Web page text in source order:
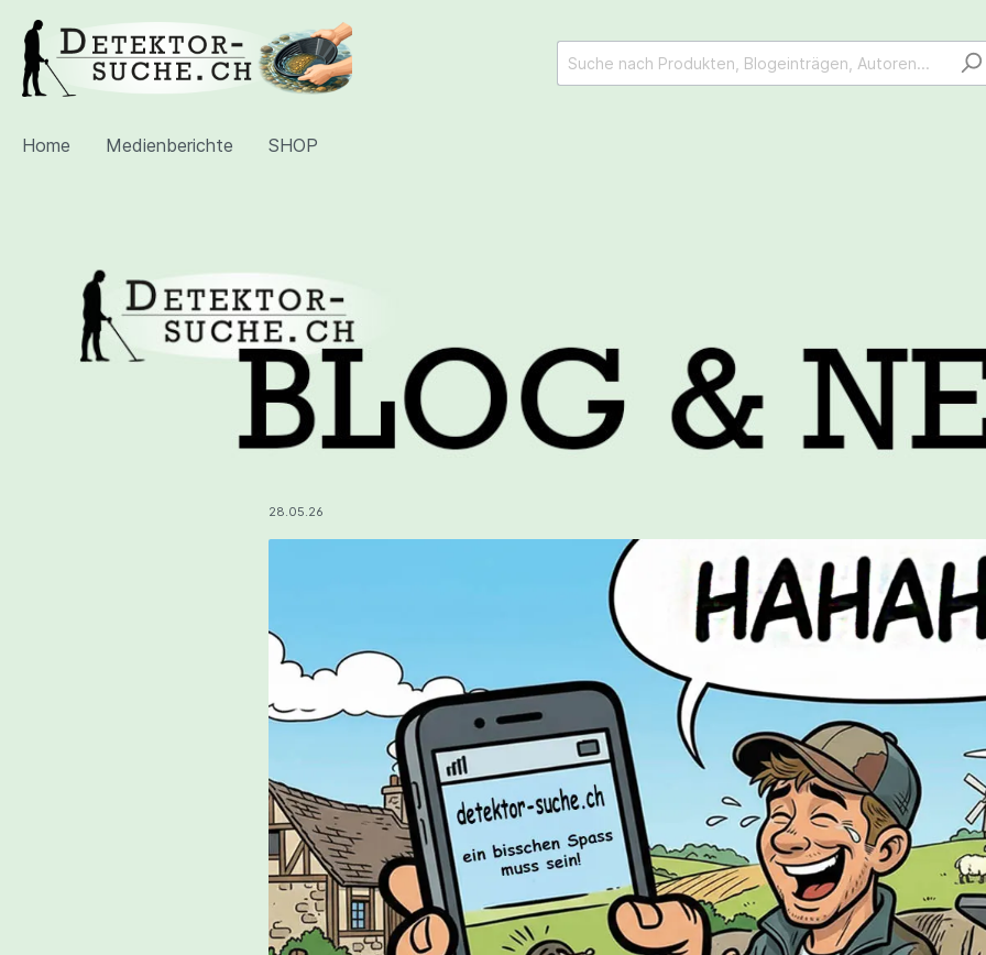
Home Medienberichte SHOP
Zeitungsreportage, BZ vom
10.07.2026
Jahresbericht 2024 /
Archäologie Baselland
Jahresbericht 2023 /
Archäologie Baselland
Zeitungsreportage, BZ vom
Zeitungsreportage,
03.06.2021
Zeitungsreportage, BZ vom
Beitrag auf wilenbeiwil.ch 2018
28.05.26